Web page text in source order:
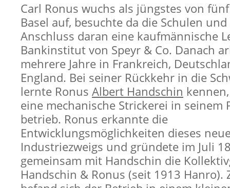
Carl Ronus wuchs als jüngstes von
Basel auf, besuchte da die Schulen
Anschluss daran eine kaufmännische
Bankinstitut von Speyr & Co. Danach
mehrere Jahre in Frankreich,
England. Bei seiner Rückkehr in die
lernte Ronus Albert Handschin
eine mechanische Strickerei in seinem
betrieb. Ronus erkannte die
Entwicklungsmöglichkeiten dieses
Industriezweigs und gründete im Juli
gemeinsam mit Handschin die
Handschin & Ronus (seit 1913 Hanro).